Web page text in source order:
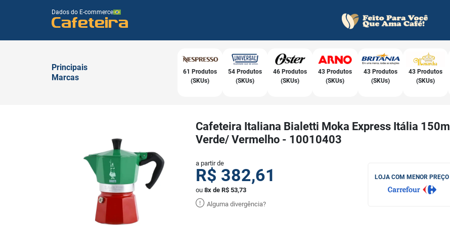
Dados do E-commerce
Cafeteira
Principais
Marcas
61 Produtos
(SKUs)
54 Produtos
(SKUs)
46 Produtos
(SKUs)
43 Produtos
(SKUs)
43 Produtos
(SKUs)
43 Produtos
(SKUs)
Cafeteira Italiana Bialetti Moka Express Itália 150ml
Verde/ Vermelho - 10010403
a partir de
R$ 382,61
ou 8x de R$ 53,73
Alguma divergência?
LOJA COM MENOR PREÇO